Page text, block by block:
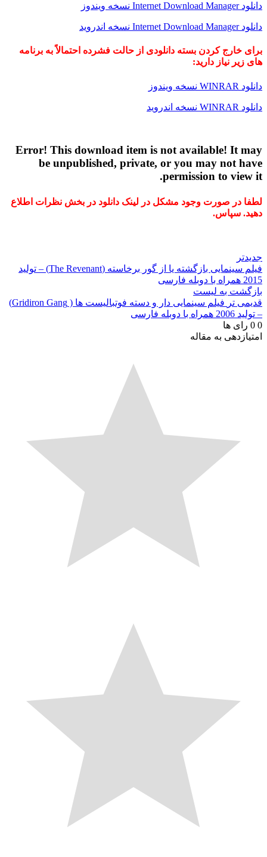
دانلود Internet Download Manager نسخه ویندوز
دانلود Internet Download Manager نسخه اندروید
برای خارج کردن بسته دانلودی از حالت فشرده احتمالاً به برنامه
های زیر نیاز دارید:
دانلود WINRAR نسخه ویندوز
دانلود WINRAR نسخه اندروید
Error! This download item is not available! It may
be unpublished, private, or you may not have
permission to view it.
لطفا در صورت وجود مشکل در لینک دانلود در بخش نظرات اطلاع
دهید. سپاس.
جدیدتر
فیلم سینمایی بازگشته یا از گور برخاسته (The Revenant) – تولید
2015 همراه با دوبله فارسی
بازگشت به لیست
قدیمی تر
فیلم سینمایی دار و دسته فوتبالیست ها ( Gridiron Gang)
– تولید 2006 همراه با دوبله فارسی
0
0 رای ها
امتیازدهی به مقاله